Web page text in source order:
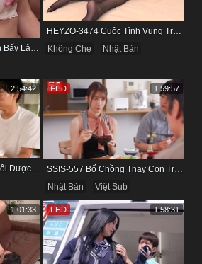
HEYZO-3602 Sự Cô Đơn Bấy Lâu Biến Haruka Thành Con Điếm Sành Sỏi
HEYZO-3474 Cuộc Tình Vụng Trộm Cùng Cô Nàng Mảnh Mai Minami Fujii
Không Che
Nhật Bản
ABW-290 Về Quê Chơi Tôi Được Đụ Cô Bạn Thân Từ Thuở Nhỏ
2:54:42
Nhật Bản
Việt Sub
FHD 1:59:57
1:01:33 FHD 1:58:31